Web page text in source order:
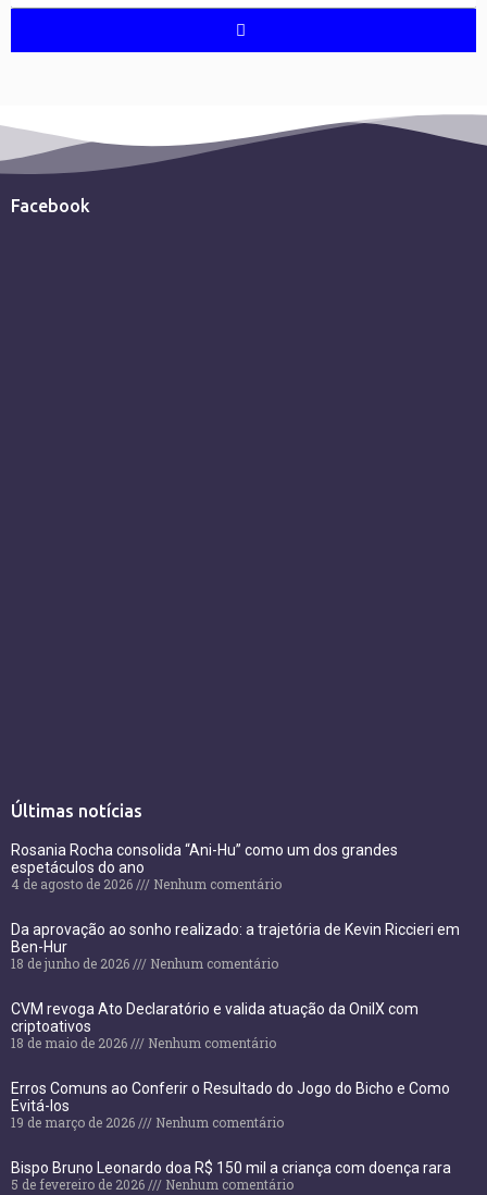
Facebook
Últimas notícias
Rosania Rocha consolida “Ani-Hu” como um dos grandes
espetáculos do ano
4 de agosto de 2026
Nenhum comentário
Da aprovação ao sonho realizado: a trajetória de Kevin Riccieri em
Ben-Hur
18 de junho de 2026
Nenhum comentário
CVM revoga Ato Declaratório e valida atuação da OnilX com
criptoativos
18 de maio de 2026
Nenhum comentário
Erros Comuns ao Conferir o Resultado do Jogo do Bicho e Como
Evitá-los
19 de março de 2026
Nenhum comentário
Bispo Bruno Leonardo doa R$ 150 mil a criança com doença rara
5 de fevereiro de 2026
Nenhum comentário